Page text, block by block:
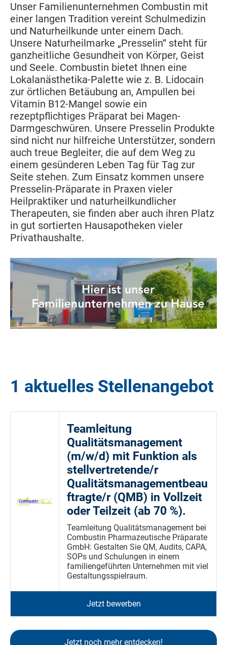
Unser Familienunternehmen Combustin mit
einer langen Tradition vereint Schulmedizin
und Naturheilkunde unter einem Dach.
Unsere Naturheilmarke „Presselin“ steht für
ganzheitliche Gesundheit von Körper, Geist
und Seele. Combustin bietet Ihnen eine
Lokalanästhetika-Palette wie z. B. Lidocain
zur örtlichen Betäubung an, Ampullen bei
Vitamin B12-Mangel sowie ein
rezeptpflichtiges Präparat bei Magen-
Darmgeschwüren. Unsere Presselin Produkte
sind nicht nur hilfreiche Unterstützer, sondern
auch treue Begleiter, die auf dem Weg zu
einem gesünderen Leben Tag für Tag zur
Seite stehen. Zum Einsatz kommen unsere
Presselin-Präparate in Praxen vieler
Heilpraktiker und naturheilkundlicher
Therapeuten, sie finden aber auch ihren Platz
in gut sortierten Hausapotheken vieler
Privathaushalte.
1 aktuelles Stellenangebot
Teamleitung
Qualitätsmanagement
(m/w/d) mit Funktion als
stellvertretende/r
Qualitätsmanagementbeau
ftragte/r (QMB) in Vollzeit
oder Teilzeit (ab 70 %).
Teamleitung Qualitätsmanagement bei
Combustin Pharmazeutische Präparate
GmbH: Gestalten Sie QM, Audits, CAPA,
SOPs und Schulungen in einem
familiengeführten Unternehmen mit viel
Gestaltungsspielraum.
Jetzt bewerben
Jetzt noch mehr entdecken!